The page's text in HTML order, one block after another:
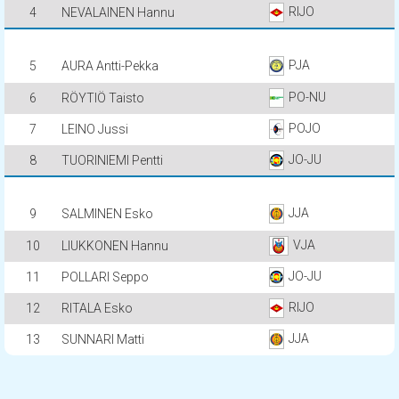
4 NEVALAINEN Hannu RIJO
5 AURA Antti-Pekka PJA
6 RÖYTIÖ Taisto PO-NU
7 LEINO Jussi POJO
8 TUORINIEMI Pentti JO-JU
9 SALMINEN Esko JJA
10 LIUKKONEN Hannu VJA
11 POLLARI Seppo JO-JU
12 RITALA Esko RIJO
13 SUNNARI Matti JJA